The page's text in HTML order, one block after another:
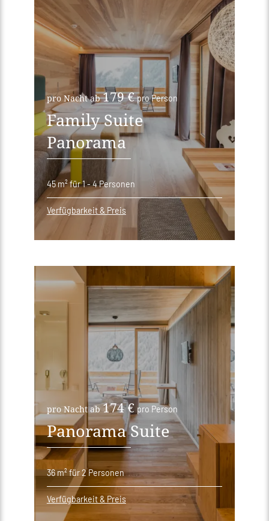
pro Nacht ab179 € pro Person
Family Suite
Panorama
45 m²für 1 - 4 Personen
Verfügbarkeit & Preis
pro Nacht ab174 € pro Person
Panorama Suite
36 m²für 2 Personen
Verfügbarkeit & Preis